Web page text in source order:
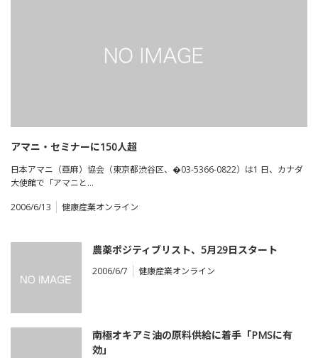
アマニ・セミナーに150人超
日本アマニ（亜麻）協会（東京都渋谷区、�03-5366-0822）は1 日、カナダ
大使館で「アマニと…
2006/6/13
健康産業オンライン
農薬ポジティブリスト、5月29日スタート
2006/6/7 健康産業オンライン
南極オキアミ油の原料供給に着手「PMSに有
効」